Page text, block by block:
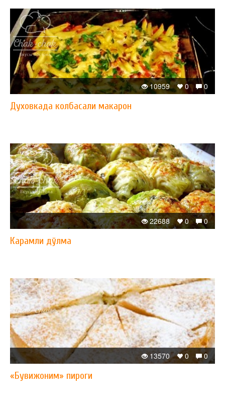
0
0
10959
Духовкада колбасали макарон
0
0
22688
Карамли дўлма
0
0
13570
«Бувижоним» пироги